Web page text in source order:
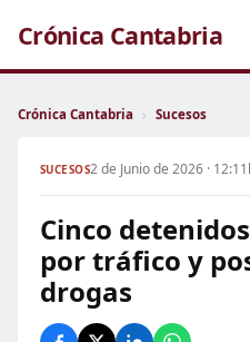
Crónica Cantabria
Crónica Cantabria › Sucesos
SUCESOS2 de Junio de 2026 ·
Cinco
por tráfico y
drogas